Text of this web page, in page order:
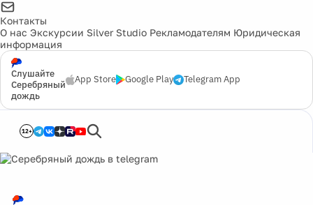
Контакты
О нас Экскурсии Silver Studio Рекламодателям Юридическая
информация
Слушайте
Серебряный
дождь
App Store Google Play Telegram App
12+